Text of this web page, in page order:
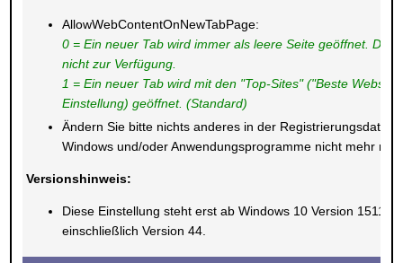
AllowWebContentOnNewTabPage:
0 = Ein neuer Tab wird immer als leere Seite geöffnet. Die
nicht zur Verfügung.
1 = Ein neuer Tab wird mit den "Top-Sites" ("Beste
Einstellung) geöffnet. (Standard)
Ändern Sie bitte nichts anderes in der Registrierungsdatei.
Windows und/oder Anwendungsprogramme nicht mehr
Versionshinweis:
Diese Einstellung steht erst ab Windows 10 Version 1511
einschließlich Version 44.